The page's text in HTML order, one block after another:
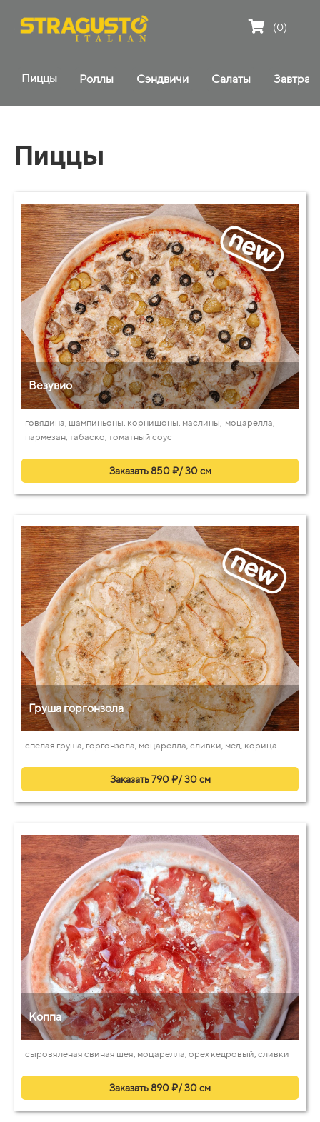
(0)
Пиццы Роллы Сэндвичи Салаты
Пиццы
Везувио
говядина, шампиньоны, корнишоны, маслины, моцарелла,
пармезан, табаско, томатный соус
Заказать 850 ₽/ 30 см
Груша горгонзола
спелая груша, горгонзола, моцарелла, сливки, мед, корица
Заказать 790 ₽/ 30 см
Коппа
сыровяленая свиная шея, моцарелла, орех кедровый, сливки
Заказать 890 ₽/ 30 см